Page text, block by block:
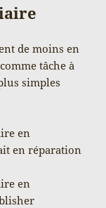
de moins en
tâche à
simples
en
en réparation
en